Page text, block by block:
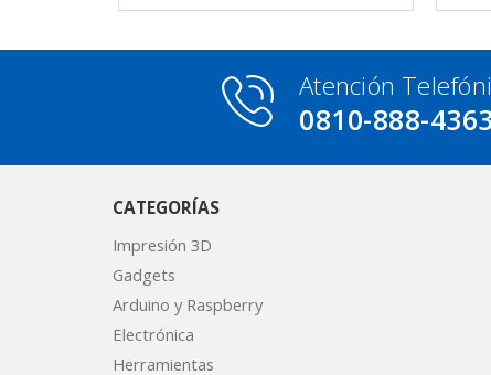
Atención
0810-888-4363
CATEGORÍAS
Impresión 3D
Gadgets
Arduino y Raspberry
Electrónica
Herramientas